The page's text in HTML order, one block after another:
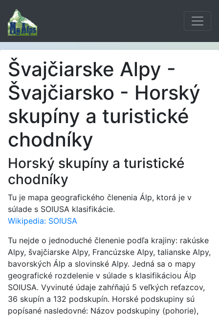
Švajčiarske Alpy -
Švajčiarsko - Horský
skupíny a turistické
chodníky
Horský skupíny a turistické
chodníky
Tu je mapa geografického členenia Álp, ktorá je v
súlade s SOIUSA klasifikácie.
Wikipedia: SOIUSA
Tu nejde o jednoduché členenie podľa krajiny: rakúske
Alpy, švajčiarske Alpy, Francúzske Alpy, talianske Alpy,
bavorských Álp a slovinské Alpy. Jedná sa o mapy
geografické rozdelenie v súlade s klasifikáciou Álp
SOIUSA. Vyvinuté údaje zahŕňajú 5 veľkých reťazcov,
36 skupín a 132 podskupín. Horské podskupiny sú
popísané nasledovné: Názov podskupiny (pohorie),